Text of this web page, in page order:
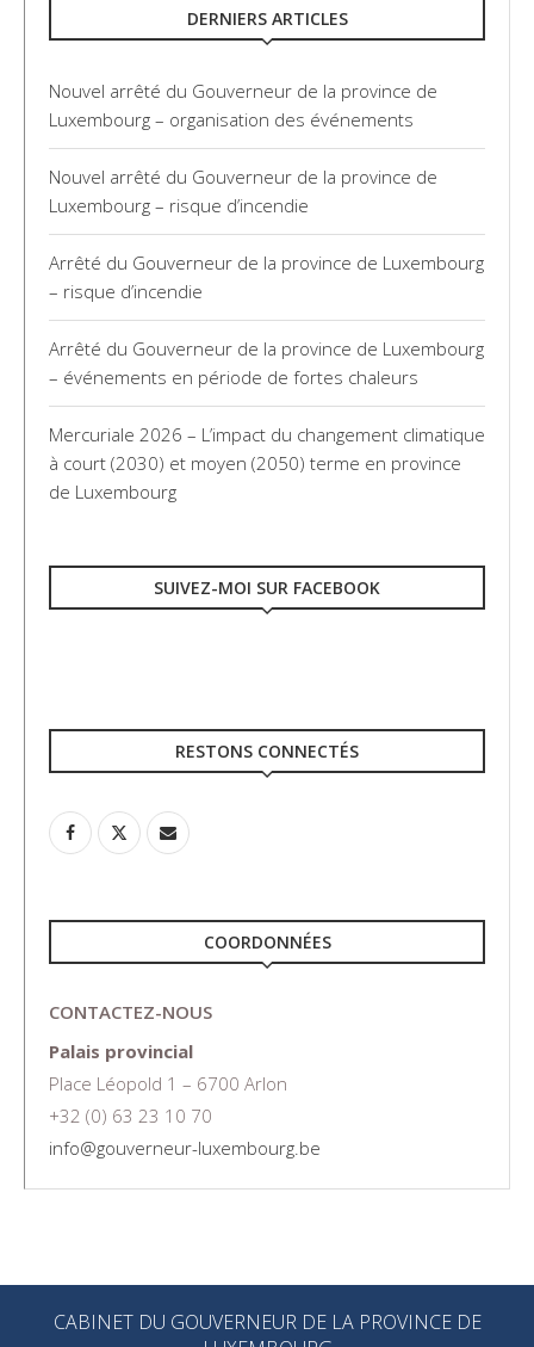
DERNIERS ARTICLES
Nouvel arrêté du Gouverneur de la province de
Luxembourg – organisation des événements
Nouvel arrêté du Gouverneur de la province de
Luxembourg – risque d’incendie
Arrêté du Gouverneur de la province de Luxembourg
– risque d’incendie
Arrêté du Gouverneur de la province de Luxembourg
– événements en période de fortes chaleurs
Mercuriale 2026 – L’impact du changement climatique
à court (2030) et moyen (2050) terme en province
de Luxembourg
SUIVEZ-MOI SUR FACEBOOK
RESTONS CONNECTÉS
COORDONNÉES
CONTACTEZ-NOUS
Palais provincial
Place Léopold 1 – 6700 Arlon
+32 (0) 63 23 10 70
info@gouverneur-luxembourg.be
CABINET DU GOUVERNEUR DE LA PROVINCE DE